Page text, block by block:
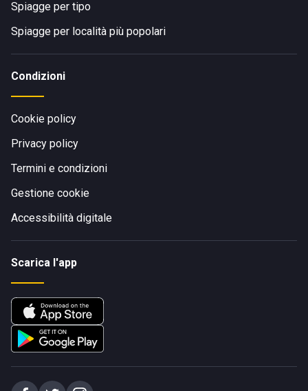
Spiagge per tipo
Spiagge per località più popolari
Condizioni
Cookie policy
Privacy policy
Termini e condizioni
Gestione cookie
Accessibilità digitale
Scarica l'app